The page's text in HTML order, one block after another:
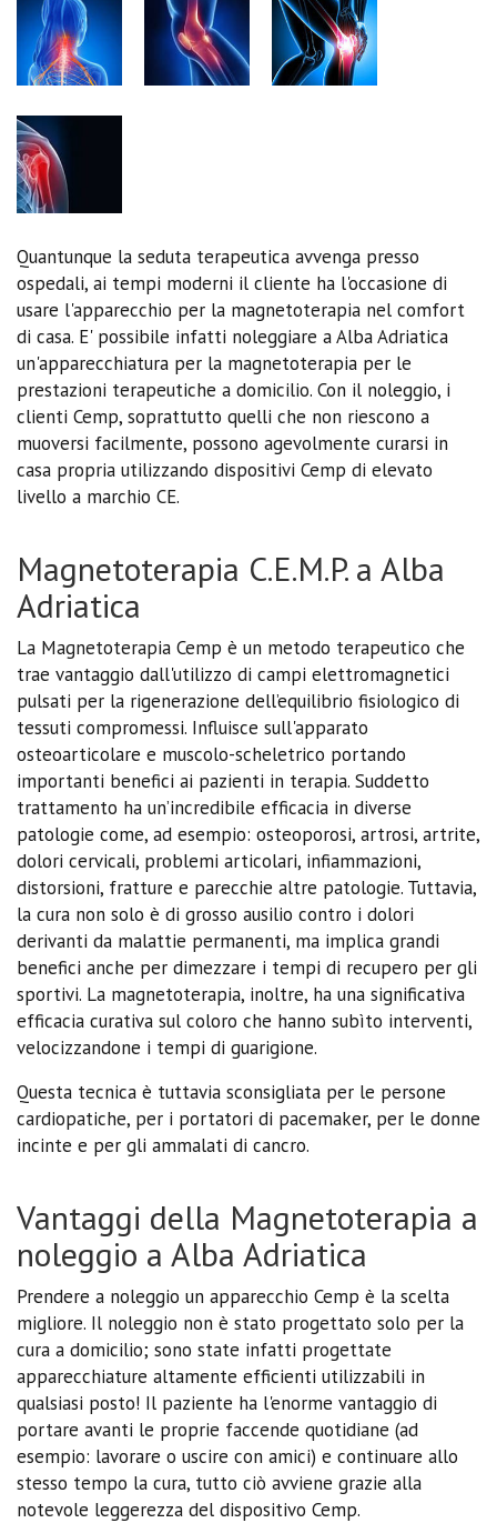
Quantunque la seduta terapeutica avvenga presso
ospedali, ai tempi moderni il cliente ha l'occasione di
usare l'apparecchio per la magnetoterapia nel comfort
di casa. E' possibile infatti noleggiare a Alba Adriatica
un'apparecchiatura per la magnetoterapia per le
prestazioni terapeutiche a domicilio. Con il noleggio, i
clienti Cemp, soprattutto quelli che non riescono a
muoversi facilmente, possono agevolmente curarsi in
casa propria utilizzando dispositivi Cemp di elevato
livello a marchio CE.
Magnetoterapia C.E.M.P. a Alba
Adriatica
La Magnetoterapia Cemp è un metodo terapeutico che
trae vantaggio dall'utilizzo di campi elettromagnetici
pulsati per la rigenerazione dell’equilibrio fisiologico di
tessuti compromessi. Influisce sull'apparato
osteoarticolare e muscolo-scheletrico portando
importanti benefici ai pazienti in terapia. Suddetto
trattamento ha un’incredibile efficacia in diverse
patologie come, ad esempio: osteoporosi, artrosi, artrite,
dolori cervicali, problemi articolari, infiammazioni,
distorsioni, fratture e parecchie altre patologie. Tuttavia,
la cura non solo è di grosso ausilio contro i dolori
derivanti da malattie permanenti, ma implica grandi
benefici anche per dimezzare i tempi di recupero per gli
sportivi. La magnetoterapia, inoltre, ha una significativa
efficacia curativa sul coloro che hanno subìto interventi,
velocizzandone i tempi di guarigione.
Questa tecnica è tuttavia sconsigliata per le persone
cardiopatiche, per i portatori di pacemaker, per le donne
incinte e per gli ammalati di cancro.
Vantaggi della Magnetoterapia a
noleggio a Alba Adriatica
Prendere a noleggio un apparecchio Cemp è la scelta
migliore. Il noleggio non è stato progettato solo per la
cura a domicilio; sono state infatti progettate
apparecchiature altamente efficienti utilizzabili in
qualsiasi posto! Il paziente ha l'enorme vantaggio di
portare avanti le proprie faccende quotidiane (ad
esempio: lavorare o uscire con amici) e continuare allo
stesso tempo la cura, tutto ciò avviene grazie alla
notevole leggerezza del dispositivo Cemp.